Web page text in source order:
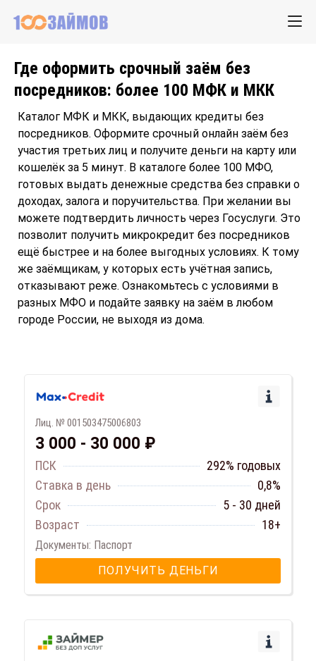
Где оформить срочный заём без
посредников: более 100 МФК и МКК
Каталог МФК и МКК, выдающих кредиты без
посредников. Оформите срочный онлайн заём без
участия третьих лиц и получите деньги на карту или
кошелёк за 5 минут. В каталоге более 100 МФО,
готовых выдать денежные средства без справки о
доходах, залога и поручительства. При желании вы
можете подтвердить личность через Госуслуги. Это
позволит получить микрокредит без посредников
ещё быстрее и на более выгодных условиях. К тому
же заёмщикам, у которых есть учётная запись,
отказывают реже. Ознакомьтесь с условиями в
разных МФО и подайте заявку на заём в любом
городе России, не выходя из дома.
Лиц. № 001503475006803
3 000 - 30 000 ₽
ПСК
292% годовых
Ставка в день
0,8%
Срок
5 - 30 дней
Возраст
18+
Документы: Паспорт
ПОЛУЧИТЬ ДЕНЬГИ